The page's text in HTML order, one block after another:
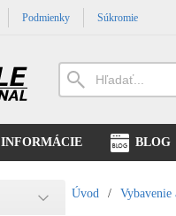
Podmienky Súkromie
INFORMÁCIE BLOG
Úvod / Vybavenie